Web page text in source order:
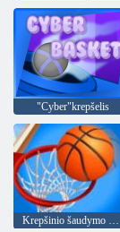
"Cyber"krepšelis
Krepšinio šaudymo žvaigždės